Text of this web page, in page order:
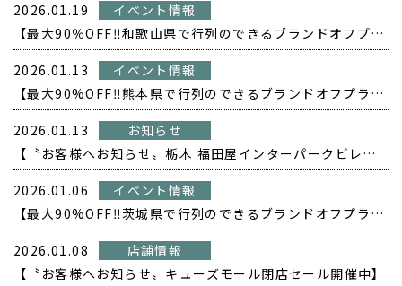
2026.01.19
イベント情報
【最大90％OFF‼️和歌山県で行列のできるブランドオフプライス POPUP開催❗️】
2026.01.13
イベント情報
【最大90%OFF‼️熊本県で行列のできるブランドオフプライス POPUP開催❗️】
2026.01.13
お知らせ
【〝お客様へお知らせ〟栃木 福田屋インターパークビレッジ店閉店セール開催中】
2026.01.06
イベント情報
【最大90%OFF‼️茨城県で行列のできるブランドオフプライス POPUP開催❗️】
2026.01.08
店舗情報
【〝お客様へお知らせ〟キューズモール閉店セール開催中】